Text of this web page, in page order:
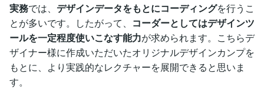
実務では、 デザインデータをもとにコーディングを行うこ
とが多いです。したがって、 コーダーとしてはデザインツ
ールを一定程度使いこなす能力が求められます。こちらデ
ザイナー様に作成いただいたオリジナルデザインカンプを
もとに、より実践的なレクチャーを展開できると思いま
す。